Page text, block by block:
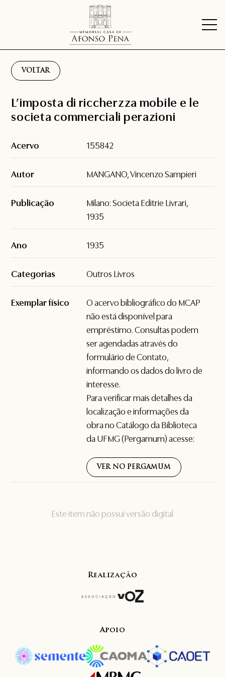
VOLTAR
Este item não possui versão digital
L’imposta di riccherzza mobile e le
societa commerciali perazioni
Acervo 155842
Autor MANGANO, Vincenzo Sampieri
Publicação
Milano: Societa Editrie Livrari,
1935
Ano 1935
Categorias Outros Livros
Exemplar físico
O acervo bibliográfico do MCAP
não está disponível para
empréstimo. Consultas podem
ser agendadas através do
formulário deContato,
informando os dados do livro de
interesse.
Para verificar mais detalhes da
localização e informações da
obra no Catálogo da Biblioteca
da UFMG (Pergamum) acesse:
VER NO PERGAMUM
Realização
Apoio